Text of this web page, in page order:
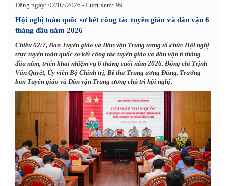
Đăng ngày: 02/07/2026 - Lượt xem: 99
Hội nghị toàn quốc sơ kết công tác tuyên giáo và dân vận 6
tháng đầu năm 2026
Chiều 02/7, Ban Tuyên giáo và Dân vận Trung ương tổ chức Hội nghị
trực tuyến toàn quốc sơ kết công tác tuyên giáo và dân vận 6 tháng
đầu năm, triển khai nhiệm vụ 6 tháng cuối năm 2026. Đồng chí Trịnh
Văn Quyết, Ủy viên Bộ Chính trị, Bí thư Trung ương Đảng, Trưởng
ban Tuyên giáo và Dân vận Trung ương chủ trì hội nghị.